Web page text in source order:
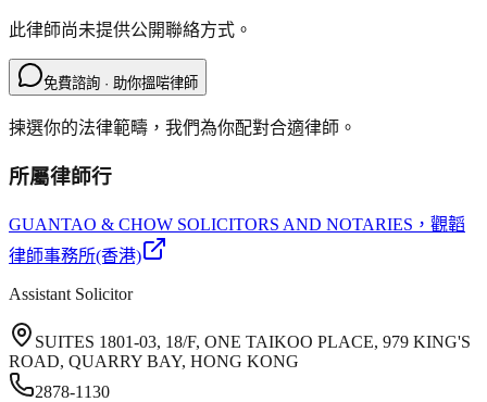
此律師尚未提供公開聯絡方式。
免費諮詢 · 助你搵啱律師
揀選你的法律範疇，我們為你配對合適律師。
所屬律師行
GUANTAO & CHOW SOLICITORS AND NOTARIES ，觀韜
律師事務所(香港)
Assistant Solicitor
SUITES 1801-03, 18/F, ONE TAIKOO PLACE, 979 KING'S
ROAD, QUARRY BAY, HONG KONG
2878-1130